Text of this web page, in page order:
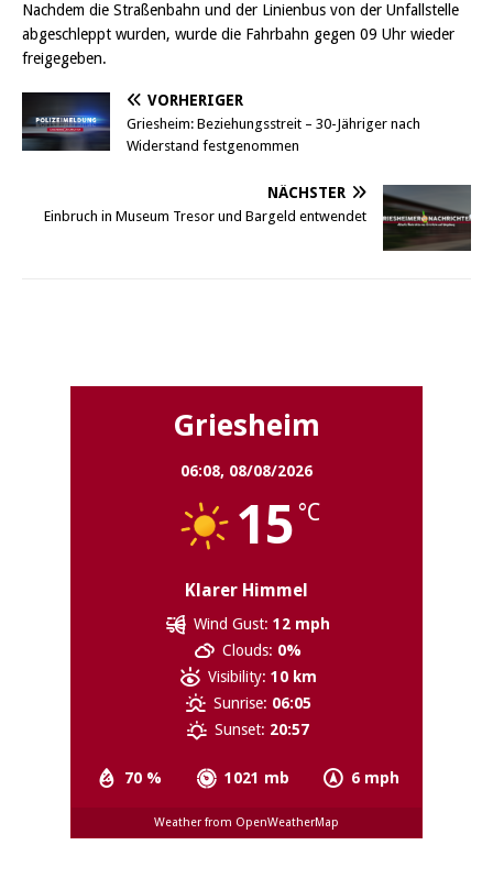
Nachdem die Straßenbahn und der Linienbus von der Unfallstelle
abgeschleppt wurden, wurde die Fahrbahn gegen 09 Uhr wieder
freigegeben.
VORHERIGER
Griesheim: Beziehungsstreit – 30-Jähriger nach
Widerstand festgenommen
NÄCHSTER
Einbruch in Museum Tresor und Bargeld entwendet
Griesheim
06:08, 08/08/2026
15 °C
Klarer Himmel
70 % 1021 mb 6 mph
Wind Gust: 12 mph
Clouds: 0%
Visibility: 10 km
Sunrise: 06:05
Sunset: 20:57
Weather from OpenWeatherMap